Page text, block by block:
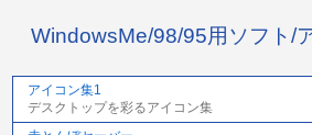
WindowsMe/98/95用ソフト/
アイコン集1
デスクトップを彩るアイコン集